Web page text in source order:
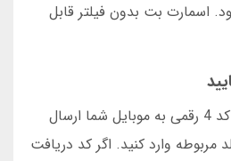
اسمارت بت بدون فیلتر قابل
پس از وارد کردن شماره، کد 4 رقمی به موبایل شما ارسال
مربوطه وارد کنید. اگر کد دریافت